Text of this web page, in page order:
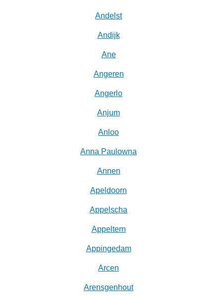
Andelst
Andijk
Ane
Angeren
Angerlo
Anjum
Anloo
Anna Paulowna
Annen
Apeldoorn
Appelscha
Appeltern
Appingedam
Arcen
Arensgenhout